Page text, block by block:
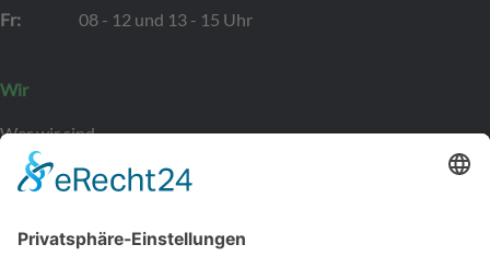
Fr:
08 - 12 und 13 - 15 Uhr
Wir
Wer wir sind
Kontakt
Bewerber